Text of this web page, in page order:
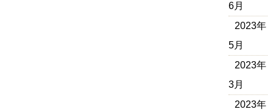
6月
2023年
5月
2023年
3月
2023年